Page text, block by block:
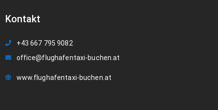
Kontakt
+43 667 795 9082
office@flughafentaxi-buchen.at
www.flughafentaxi-buchen.at